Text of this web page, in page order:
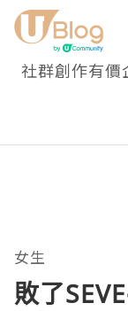
社群創作有價
女生
敗了